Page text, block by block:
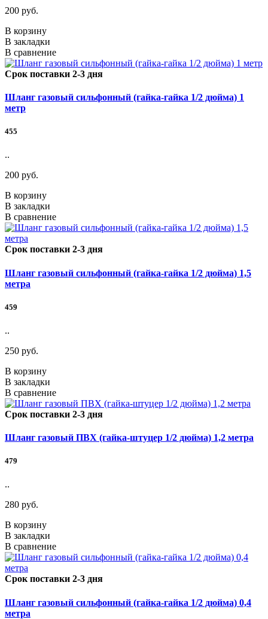
200 руб.
В корзину
В закладки
В сравнение
Срок поставки 2-3 дня
Шланг газовый сильфонный (гайка-гайка 1/2 дюйма) 1
метр
455
..
200 руб.
В корзину
В закладки
В сравнение
Срок поставки 2-3 дня
Шланг газовый сильфонный (гайка-гайка 1/2 дюйма) 1,5
метра
459
..
250 руб.
В корзину
В закладки
В сравнение
Срок поставки 2-3 дня
Шланг газовый ПВХ (гайка-штуцер 1/2 дюйма) 1,2 метра
479
..
280 руб.
В корзину
В закладки
В сравнение
Срок поставки 2-3 дня
Шланг газовый сильфонный (гайка-гайка 1/2 дюйма) 0,4
метра